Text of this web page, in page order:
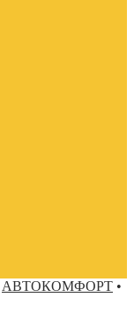
АВТОКОМФОРТ •